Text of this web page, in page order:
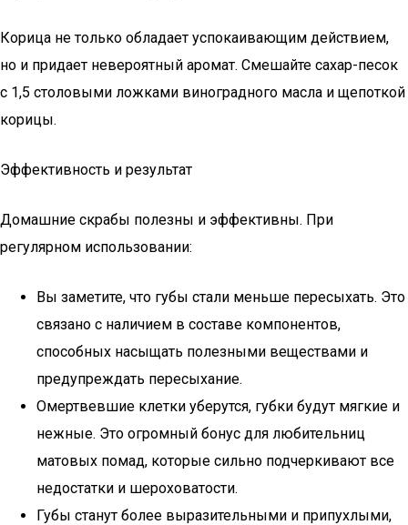
Корица не только обладает успокаивающим действием,
но и придает невероятный аромат. Смешайте сахар-песок
с 1,5 столовыми ложками виноградного масла и щепоткой
корицы.
Эффективность и результат
Домашние скрабы полезны и эффективны. При
регулярном использовании:
Вы заметите, что губы стали меньше пересыхать. Это
связано с наличием в составе компонентов,
способных насыщать полезными веществами и
предупреждать пересыхание.
Омертвевшие клетки уберутся, губки будут мягкие и
нежные. Это огромный бонус для любительниц
матовых помад, которые сильно подчеркивают все
недостатки и шероховатости.
Губы станут более выразительными и припухлыми,